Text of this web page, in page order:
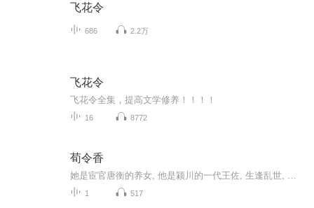
飞花令
686 2.2万
飞花令
飞花令全集，提高文学修养！！！！
16 8772
荀令香
1 517